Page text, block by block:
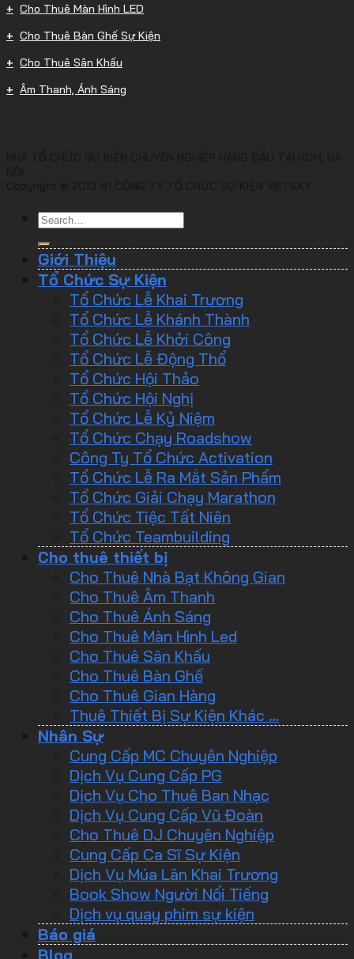
Cho Thuê Màn Hình LED
Cho Thuê Bàn Ghế Sự Kiện
Cho Thuê Sân Khấu
Âm Thanh, Ánh Sáng
Giới Thiệu
Tổ Chức Sự Kiện
Tổ Chức Lễ Khai Trương
Tổ Chức Lễ Khánh Thành
Tổ Chức Lễ Khởi Công
Tổ Chức Lễ Động Thổ
Tổ Chức Hội Thảo
Tổ Chức Hội Nghị
Tổ Chức Lễ Kỷ Niệm
Tổ Chức Chạy Roadshow
Công Ty Tổ Chức Activation
Tổ Chức Lễ Ra Mắt Sản Phẩm
Tổ Chức Giải Chạy Marathon
Tổ Chức Tiệc Tất Niên
Tổ Chức Teambuilding
Cho thuê thiết bị
Cho Thuê Nhà Bạt Không Gian
Cho Thuê Âm Thanh
Cho Thuê Ánh Sáng
Cho Thuê Màn Hình Led
Cho Thuê Sân Khấu
Cho Thuê Bàn Ghế
Cho Thuê Gian Hàng
Thuê Thiết Bị Sự Kiện Khác …
Nhân Sự
Cung Cấp MC Chuyên Nghiệp
Dịch Vụ Cung Cấp PG
Dịch Vụ Cho Thuê Ban Nhạc
Dịch Vụ Cung Cấp Vũ Đoàn
Cho Thuê DJ Chuyên Nghiệp
Cung Cấp Ca Sĩ Sự Kiện
Dịch Vụ Múa Lân Khai Trương
Book Show Người Nổi Tiếng
Dịch vụ quay phim sự kiện
Báo giá
Blog